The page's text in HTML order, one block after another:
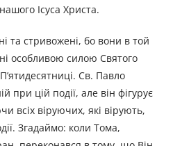
Ісуса Христа.
та стривожені, бо вони в той
особливою силою Святого
Св. Павло
при цій події, але він фігурує
всіх віруючих, які вірують,
Згадаймо: коли Тома,